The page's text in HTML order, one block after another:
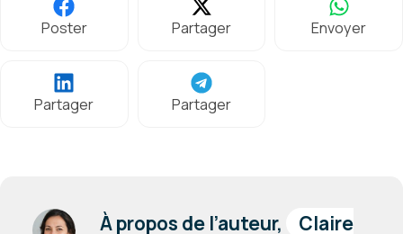
Poster Partager Envoyer
Partager Partager
À propos de l’auteur,
Claire